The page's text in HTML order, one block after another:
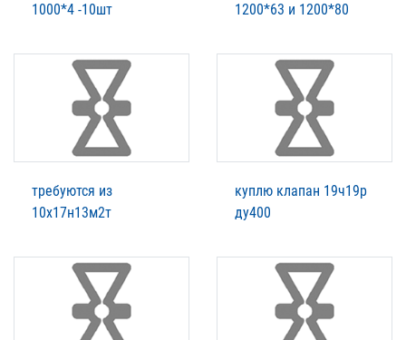
1000*4 -10шт
1200*63 и 1200*80
требуются из
10х17н13м2т
куплю клапан 19ч19р
ду400